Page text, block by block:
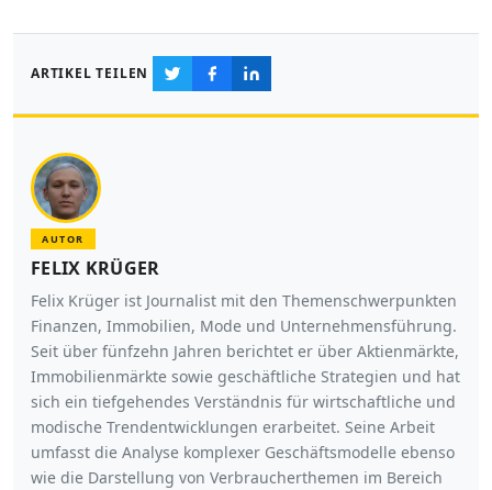
ARTIKEL TEILEN
AUTOR
FELIX KRÜGER
Felix Krüger ist Journalist mit den Themenschwerpunkten
Finanzen, Immobilien, Mode und Unternehmensführung.
Seit über fünfzehn Jahren berichtet er über Aktienmärkte,
Immobilienmärkte sowie geschäftliche Strategien und hat
sich ein tiefgehendes Verständnis für wirtschaftliche und
modische Trendentwicklungen erarbeitet. Seine Arbeit
umfasst die Analyse komplexer Geschäftsmodelle ebenso
wie die Darstellung von Verbraucherthemen im Bereich